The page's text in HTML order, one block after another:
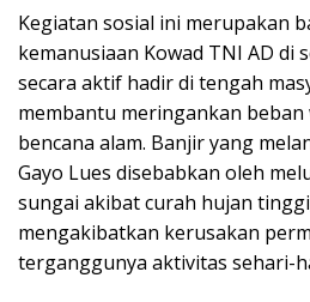
Kegiatan sosial ini merupakan
kemanusiaan Kowad TNI AD di
secara aktif hadir di tengah
membantu meringankan
bencana alam. Banjir yang
Gayo Lues disebabkan oleh
sungai akibat curah hujan
mengakibatkan kerusakan
terganggunya aktivitas sehari-